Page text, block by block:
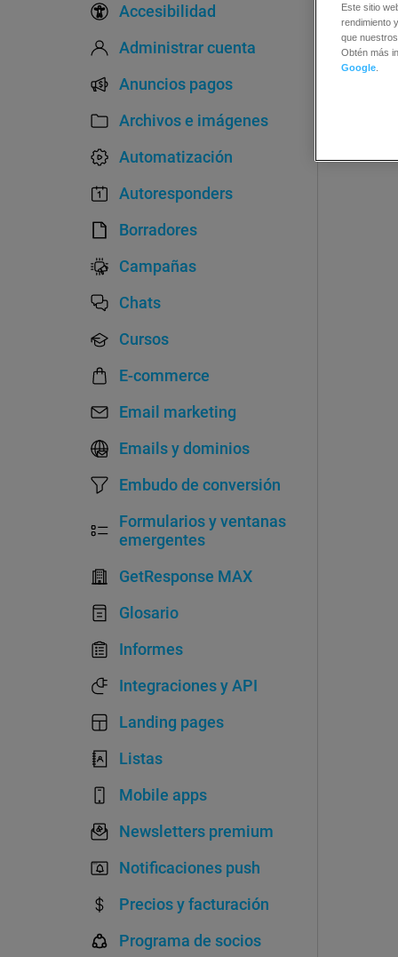
Accesibilidad
Administrar cuenta
Anuncios pagos
Archivos e imágenes
Automatización
Autoresponders
Borradores
Campañas
Chats
Cursos
E-commerce
Email marketing
Emails y dominios
Embudo de conversión
Formularios y ventanas
emergentes
GetResponse MAX
Glosario
Informes
Integraciones y API
Landing pages
Listas
Mobile apps
Newsletters premium
Notificaciones push
Precios y facturación
Programa de socios
Este sitio
rendimiento
que
Obtén más
Google